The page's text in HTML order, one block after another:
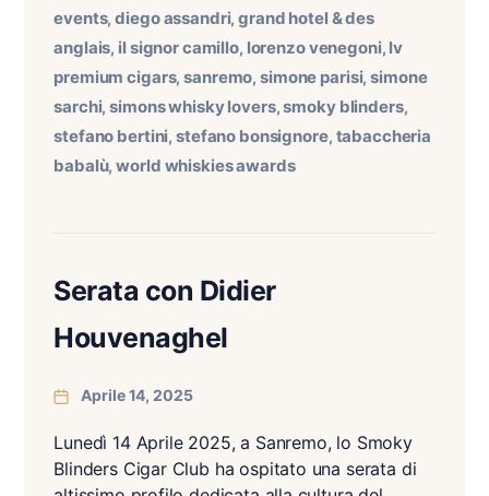
events,diego assandri,grand hotel & des
anglais, il signor camillo, lorenzo venegoni, lv
premium cigars,sanremo,simone parisi,simone
sarchi,simons whisky lovers,smoky blinders,
stefano bertini,stefano bonsignore, tabaccheria
babalù,world whiskies awards
Serata con Didier
Houvenaghel
Aprile 14, 2025
Lunedì 14 Aprile 2025, a Sanremo, lo Smoky
Blinders Cigar Club ha ospitato una serata di